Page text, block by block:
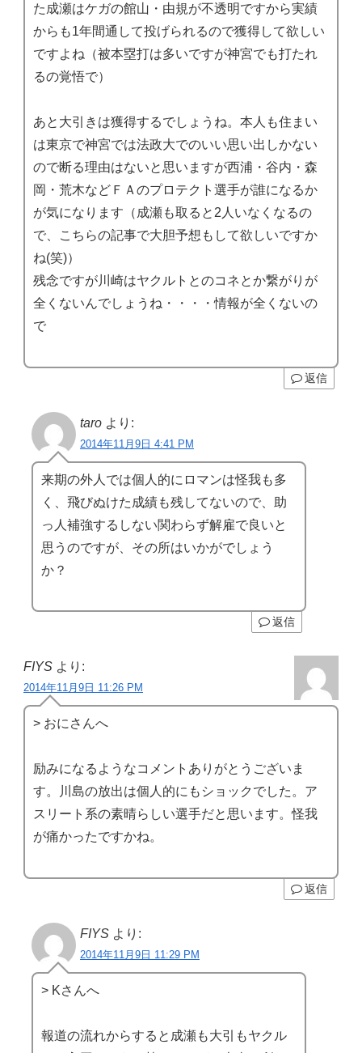
た成瀬はケガの館山・由規が不透明ですから実績
からも1年間通して投げられるので獲得して欲しい
ですよね（被本塁打は多いですが神宮でも打たれ
るの覚悟で）
あと大引きは獲得するでしょうね。本人も住まい
は東京で神宮では法政大でのいい思い出しかない
ので断る理由はないと思いますが西浦・谷内・森
岡・荒木などＦＡのプロテクト選手が誰になるか
が気になります（成瀬も取ると2人いなくなるの
で、こちらの記事で大胆予想もして欲しいですか
ね(笑)）
残念ですが川崎はヤクルトとのコネとか繋がりが
全くないんでしょうね・・・・情報が全くないの
で
返信
taro より:
2014年11月9日 4:41 PM
来期の外人では個人的にロマンは怪我も多
く、飛びぬけた成績も残してないので、助
っ人補強するしない関わらず解雇で良いと
思うのですが、その所はいかがでしょう
か？
返信
FIYS より:
2014年11月9日 11:26 PM
> おにさんへ
励みになるようなコメントありがとうございま
す。川島の放出は個人的にもショックでした。ア
スリート系の素晴らしい選手だと思います。怪我
が痛かったですかね。
返信
FIYS より:
2014年11月9日 11:29 PM
> Kさんへ
報道の流れからすると成瀬も大引もヤクル